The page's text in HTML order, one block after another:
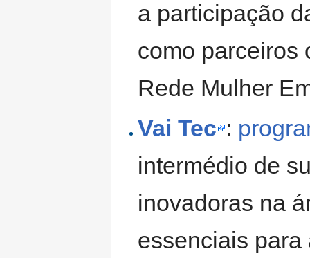
a participação
como parceiros
Rede Mulher
Vai Tec :
intermédio de
inovadoras na
essenciais